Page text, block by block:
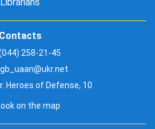
Contacts
258-21-45
Heroes of Defense, 10
on the map